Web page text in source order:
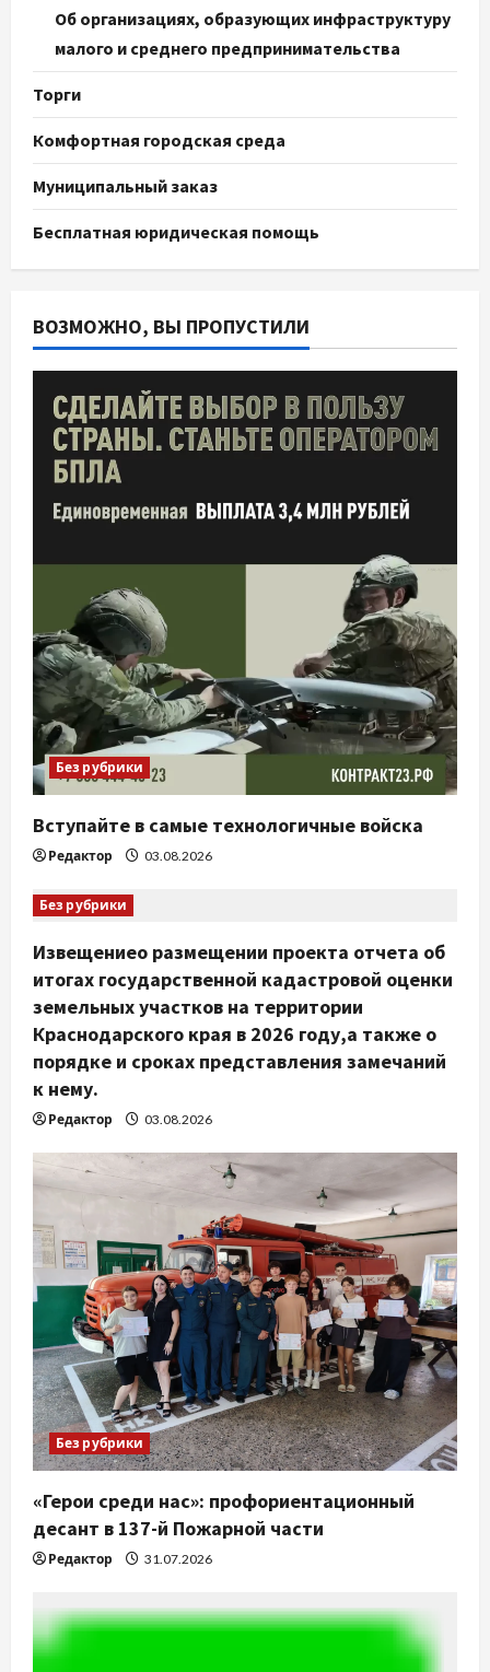
Об организациях, образующих инфраструктуру
малого и среднего предпринимательства
Торги
Комфортная городская среда
Муниципальный заказ
Бесплатная юридическая помощь
ВОЗМОЖНО, ВЫ ПРОПУСТИЛИ
Без рубрики
Вступайте в самые технологичные войска
Редактор 03.08.2026
Без рубрики
Извещениео размещении проекта отчета об
итогах государственной кадастровой оценки
земельных участков на территории
Краснодарского края в 2026 году,а также о
порядке и сроках представления замечаний
к нему.
Редактор 03.08.2026
Без рубрики
«Герои среди нас»: профориентационный
десант в 137-й Пожарной части
Редактор 31.07.2026